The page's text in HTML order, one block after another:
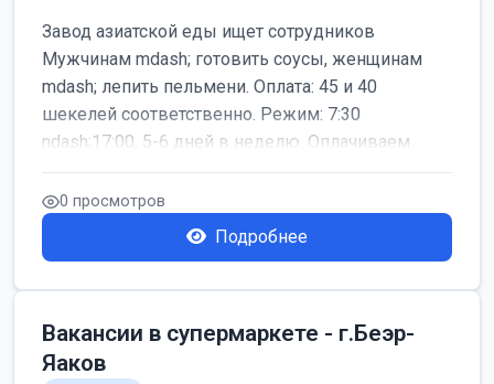
Завод азиатской еды ищет сотрудников
Мужчинам mdash; готовить соусы, женщинам
mdash; лепить пельмени. Оплата: 45 и 40
шекелей соответственно. Режим: 7:30
ndash;17:00, 5-6 дней в неделю. Оплачиваем
дор...
0 просмотров
Подробнее
Вакансии в супермаркете - г.Беэр-
Яаков